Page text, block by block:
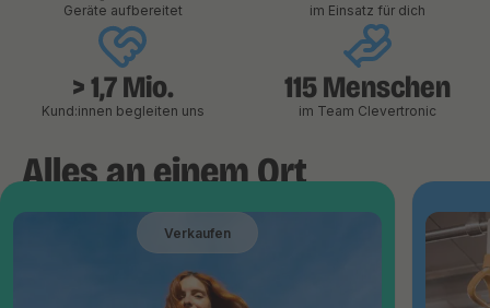
Geräte aufbereitet im Einsatz für dich
> 1,7 Mio.
Kund:innen begleiten uns
115 Menschen
im Team Clevertronic
Alles an einem Ort
Verkaufen